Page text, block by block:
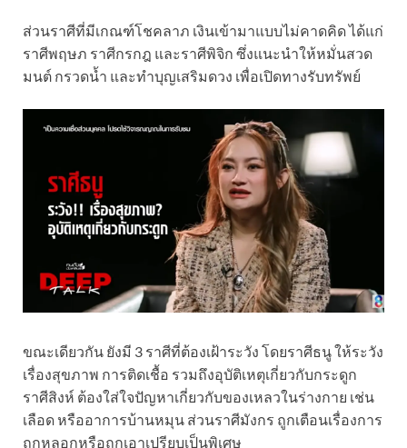
ส่วนราศีที่มีเกณฑ์โชคลาภ เงินเข้ามาแบบไม่คาดคิด ได้แก่
ราศีพฤษภ ราศีกรกฎ และราศีพิจิก ซึ่งแนะนำให้หมั่นสวด
มนต์ กรวดน้ำ และทำบุญเสริมดวง เพื่อเปิดทางรับทรัพย์
ขณะเดียวกัน ยังมี 3 ราศีที่ต้องเฝ้าระวัง โดยราศีธนู ให้ระวัง
เรื่องสุขภาพ การติดเชื้อ รวมถึงอุบัติเหตุเกี่ยวกับกระดูก
ราศีสิงห์ ต้องใส่ใจปัญหาเกี่ยวกับของเหลวในร่างกาย เช่น
เลือด หรืออาการบ้านหมุน ส่วนราศีมังกร ถูกเตือนเรื่องการ
ถูกหลอกหรือถูกเอาเปรียบเป็นพิเศษ